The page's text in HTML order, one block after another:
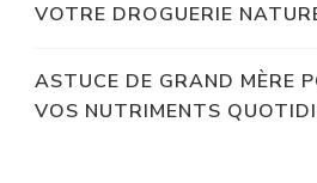
VOTRE DROGUERIE
ASTUCE DE GRAND MÈRE
VOS NUTRIMENTS